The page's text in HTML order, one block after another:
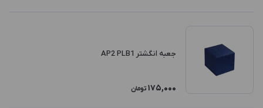
جعبه انگشتر AP2 PLB1
175,000 تومان